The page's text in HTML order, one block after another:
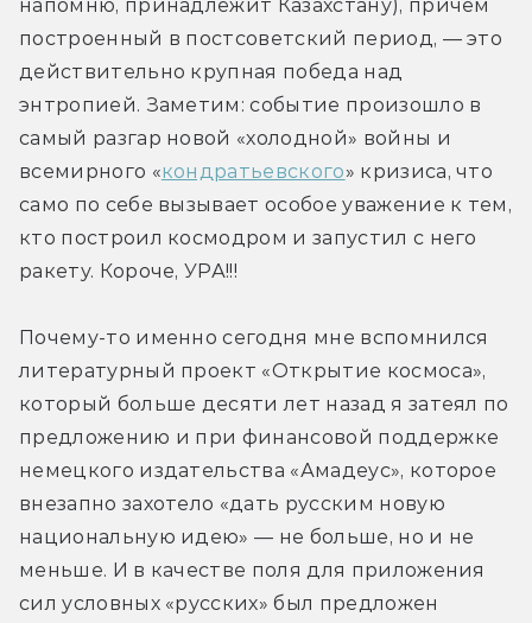
напомню, принадлежит Казахстану), причем
построенный в постсоветский период, — это
действительно крупная победа над
энтропией. Заметим: событие произошло в
самый разгар новой «холодной» войны и
всемирного «кондратьевского» кризиса, что
само по себе вызывает особое уважение к тем,
кто построил космодром и запустил с него
ракету. Короче, УРА!!!
Почему-то именно сегодня мне вспомнился
литературный проект «Открытие космоса»,
который больше десяти лет назад я затеял по
предложению и при финансовой поддержке
немецкого издательства «Амадеус», которое
внезапно захотело «дать русским новую
национальную идею» — не больше, но и не
меньше. И в качестве поля для приложения
сил условных «русских» был предложен